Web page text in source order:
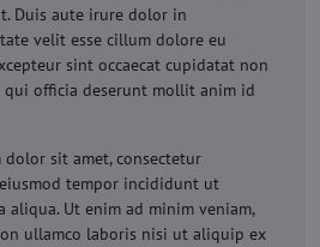
Duis aute irure dolor in
velit esse cillum dolore eu
sint occaecat cupidatat non
officia deserunt mollit anim id
dolor sit amet, consectetur
tempor incididunt ut
aliqua. Ut enim ad minim veniam,
ullamco laboris nisi ut aliquip ex